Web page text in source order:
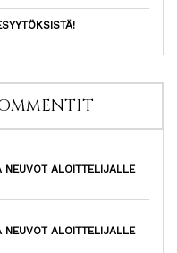
NEUVOT ALOITTELIJALLE
NEUVOT ALOITTELIJALLE